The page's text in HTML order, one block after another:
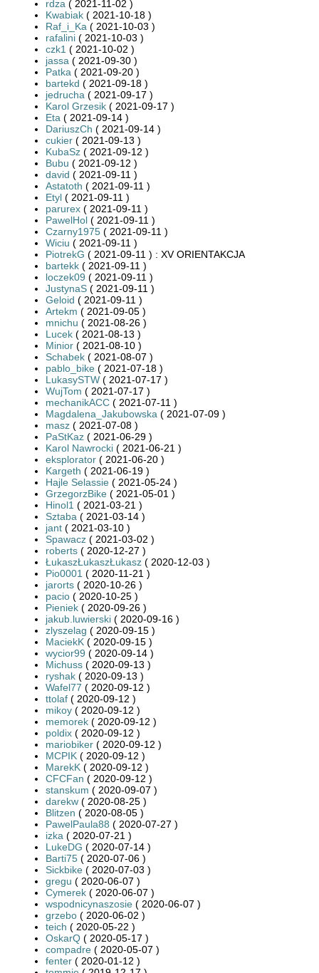
rdza ( 2021-11-02 )
Kwabiak ( 2021-10-18 )
Raf_i_Ka ( 2021-10-03 )
rafalini ( 2021-10-03 )
czk1 ( 2021-10-02 )
jassa ( 2021-09-30 )
Patka ( 2021-09-20 )
bartekd ( 2021-09-18 )
jedrucha ( 2021-09-17 )
Karol Grzesik ( 2021-09-17 )
Eta ( 2021-09-14 )
DariuszCh ( 2021-09-14 )
cukier ( 2021-09-13 )
KubaSz ( 2021-09-12 )
Bubu ( 2021-09-12 )
david ( 2021-09-11 )
Astatoth ( 2021-09-11 )
Etyl ( 2021-09-11 )
parurex ( 2021-09-11 )
PawelHol ( 2021-09-11 )
Czarny1975 ( 2021-09-11 )
Wiciu ( 2021-09-11 )
PiotrekG ( 2021-09-11 ) : XV ORIENTAKCJA
bartekk ( 2021-09-11 )
loczek09 ( 2021-09-11 )
JustynaS ( 2021-09-11 )
Geloid ( 2021-09-11 )
Artekm ( 2021-09-05 )
mnichu ( 2021-08-26 )
Lucek ( 2021-08-13 )
Minior ( 2021-08-10 )
Schabek ( 2021-08-07 )
pablo_bike ( 2021-07-18 )
LukasySTW ( 2021-07-17 )
WujTom ( 2021-07-17 )
mechanikACC ( 2021-07-11 )
Magdalena_Jakubowska ( 2021-07-09 )
masz ( 2021-07-08 )
PaStKaz ( 2021-06-29 )
Karol Nawrocki ( 2021-06-21 )
eksplorator ( 2021-06-20 )
Kargeth ( 2021-06-19 )
Hajle Selassie ( 2021-05-24 )
GrzegorzBike ( 2021-05-01 )
Hinol1 ( 2021-03-21 )
Sztaba ( 2021-03-14 )
jant ( 2021-03-10 )
Spawacz ( 2021-03-02 )
roberts ( 2020-12-27 )
ŁukaszŁukaszŁukasz ( 2020-12-03 )
Pio0001 ( 2020-11-21 )
jarorts ( 2020-10-26 )
pacio ( 2020-10-25 )
Pieniek ( 2020-09-26 )
jakub.luwierski ( 2020-09-16 )
zlyszelag ( 2020-09-15 )
MaciekK ( 2020-09-15 )
wycior99 ( 2020-09-14 )
Michuss ( 2020-09-13 )
ryshak ( 2020-09-13 )
Wafel77 ( 2020-09-12 )
ttolaf ( 2020-09-12 )
mikoy ( 2020-09-12 )
memorek ( 2020-09-12 )
poldix ( 2020-09-12 )
mariobiker ( 2020-09-12 )
MCPIK ( 2020-09-12 )
MarekK ( 2020-09-12 )
CFCFan ( 2020-09-12 )
stanskum ( 2020-09-07 )
darekw ( 2020-08-25 )
Blitzen ( 2020-08-05 )
PawelPaula88 ( 2020-07-27 )
izka ( 2020-07-21 )
LukeDG ( 2020-07-14 )
Barti75 ( 2020-07-06 )
Sickbike ( 2020-07-03 )
gregu ( 2020-06-07 )
Cymerek ( 2020-06-07 )
wspodnicynaszosie ( 2020-06-07 )
grzebo ( 2020-06-02 )
teich ( 2020-05-22 )
OskarQ ( 2020-05-17 )
compadre ( 2020-05-07 )
fenter ( 2020-01-12 )